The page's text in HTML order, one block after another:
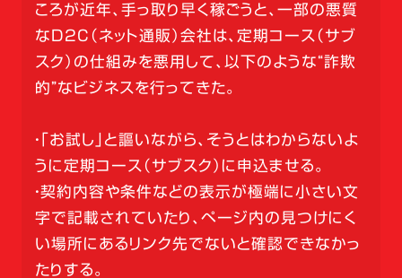
ころが近年、手っ取り早く稼ごうと、一部の悪質
なD2C（ネット通販）会社は、定期コース（サブ
スク）の仕組みを悪用して、以下のような“詐欺
的”なビジネスを行ってきた。
・「お試し」と謳いながら、そうとはわからないよ
うに定期コース（サブスク）に申込ませる。
・契約内容や条件などの表示が極端に小さい文
字で記載されていたり、ページ内の見つけにく
い場所にあるリンク先でないと確認できなかっ
たりする。